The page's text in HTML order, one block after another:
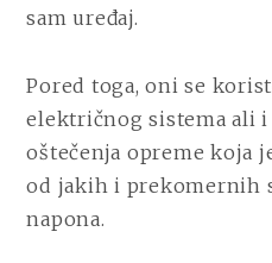
sam uređaj.
Pored toga, oni se
električnog sistema ali
oštečenja opreme koja
od jakih i prekomernih
napona.